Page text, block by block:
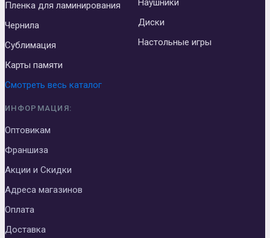
Пленка для ламинирования
Чернила
Сублимация
Карты памяти
Наушники
Диски
Настольные игры
Смотреть весь каталог
ИНФОРМАЦИЯ:
Оптовикам
Франшиза
Акции и Скидки
Адреса магазинов
Оплата
Доставка